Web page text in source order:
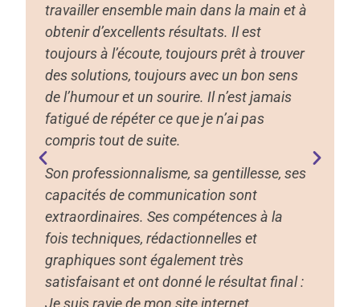
travailler ensemble main dans la main et à
obtenir d’excellents résultats. Il est
toujours à l’écoute, toujours prêt à trouver
des solutions, toujours avec un bon sens
de l’humour et un sourire. Il n’est jamais
fatigué de répéter ce que je n’ai pas
compris tout de suite.
Son professionnalisme, sa gentillesse, ses
capacités de communication sont
extraordinaires. Ses compétences à la
fois techniques, rédactionnelles et
graphiques sont également très
satisfaisant et ont donné le résultat final :
Je suis ravie de mon site internet